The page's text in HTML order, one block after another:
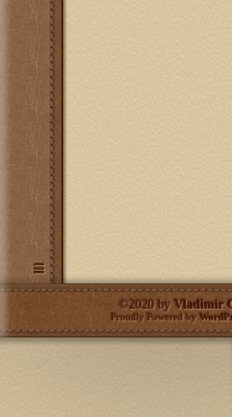
©2020 byVladimir
Proudly Powered by